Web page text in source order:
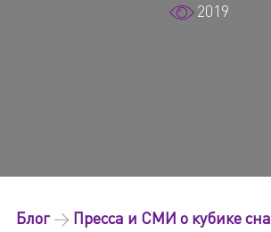
2019
Блог→ Пресса и СМИ о кубике сна